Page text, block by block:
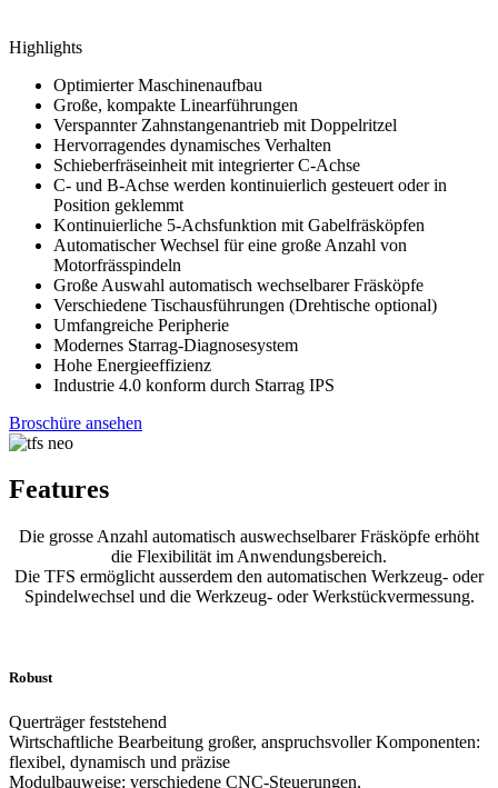
Highlights
Optimierter Maschinenaufbau
Große, kompakte Linearführungen
Verspannter Zahnstangenantrieb mit Doppelritzel
Hervorragendes dynamisches Verhalten
Schieberfräseinheit mit integrierter C-Achse
C- und B-Achse werden kontinuierlich gesteuert oder in
Position geklemmt
Kontinuierliche 5-Achsfunktion mit Gabelfräsköpfen
Automatischer Wechsel für eine große Anzahl von
Motorfrässpindeln
Große Auswahl automatisch wechselbarer Fräsköpfe
Verschiedene Tischausführungen (Drehtische optional)
Umfangreiche Peripherie
Modernes Starrag-Diagnosesystem
Hohe Energieeffizienz
Industrie 4.0 konform durch Starrag IPS
Broschüre ansehen
Features
Die grosse Anzahl automatisch auswechselbarer Fräsköpfe erhöht
die Flexibilität im Anwendungsbereich.
Die TFS ermöglicht ausserdem den automatischen Werkzeug- oder
Spindelwechsel und die Werkzeug- oder Werkstückvermessung.
Robust
Querträger feststehend
Wirtschaftliche Bearbeitung großer, anspruchsvoller Komponenten:
flexibel, dynamisch und präzise
Modulbauweise: verschiedene CNC-Steuerungen,